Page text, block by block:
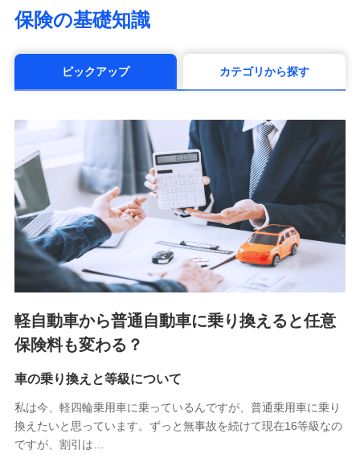
マニュライフ生命保険株式会社
（https://www.manulife.co.jp/）
（https://www.msa-life.co.jp/）
メットライフ生命株式会社(https://www.metlife.co.jp/)
■少額短期保険
株式会社アシロ少額短期保険 (https://kailash.co.jp/)
SBIいきいき少額短期保険会社 (https://www.i-
sedai.com/)
SBIペット少額短期保険株式会社 (https://www.sbipet-
ssi.co.jp/)
SBIリスタ少額短期保険会社
(https://www.jishin.co.jp/)
スマートプラス少額短期保険株式会社
チューリッヒ少額短期保険株式会社
(https://www.zurichssi.co.jp/)
(https://www.tokiomarine-x.co.jp/)
(https://pshoken.co.jp/)
リトルファミリー少額短期保険株式会社
(https://www.littlefamily-ssi.com/)
保険の基礎知識
ピックアップ カテゴリから探す
軽自動車から普通自動車に乗り換えると任意
保険料も変わる？
車の乗り換えと等級について
私は今、軽四輪乗用車に乗っているんですが、普通乗用車に乗り
換えたいと思っています。ずっと無事故を続けて現在16等級なの
ですが、割引は…